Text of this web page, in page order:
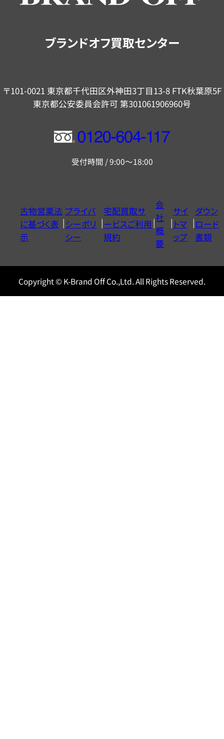
ブランドオフ買取センター
〒101-0021 東京都千代田区外神田3丁目13-8 FTK秋葉原5F
東京都公安委員会許可 第301061906960号
フ
ー
ヤ
ル
0120604117
受付時間 / 9:00～18:00
古物営業法
に基づく表
示
プライバ
シーポリ
シー
宅配買取サ
ービスご利用
規約
会
社
概
要
サイ
トマ
ップ
ダウン
ロード
書類
Copyright © K-Brand Off Co.,Ltd. All Rights Reserved.